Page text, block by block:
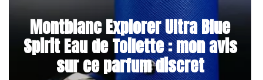
Montblanc Explorer Ultra Blue
Spirit Eau de Toilette : mon avis
sur ce parfum discret